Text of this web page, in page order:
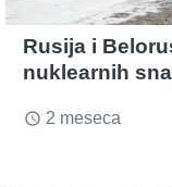
Rusija i
nuklearnih
access_time 2 meseca